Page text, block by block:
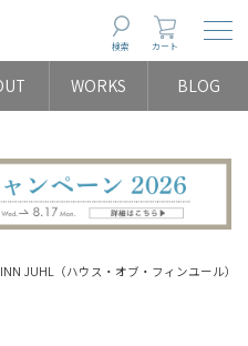
検索 カート
WORKS BLOG
JUHL（ハウス・オブ・フィンユール）